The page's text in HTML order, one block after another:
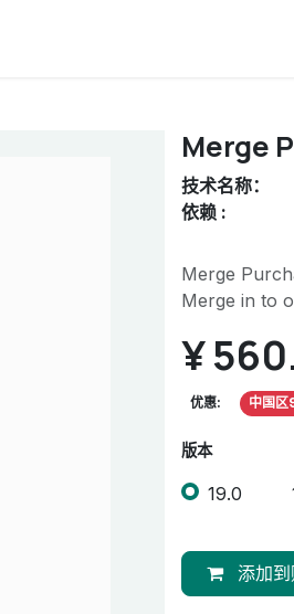
Merge
技术名称：
依赖 :
Merge
Merge in to
¥
优惠: 中国区
版本
19.0
添加